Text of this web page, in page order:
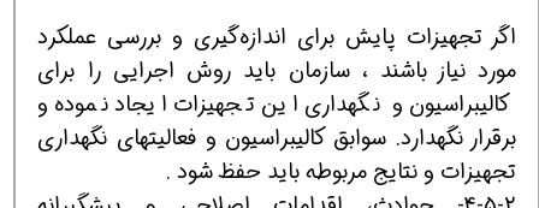
اگر تجهیزات پایش برای اندازه‌گیری و بررسی عملکرد
مورد نیاز باشند ، سازمان باید روش اجرایی را برای
کالیبراسیون و نگهداری این تجهیزات ایجاد نموده و
برقرار نگهدارد. سوابق کالیبراسیون و فعالیتهای نگهداری
تجهیزات و نتایج مربوطه باید حفظ شود .